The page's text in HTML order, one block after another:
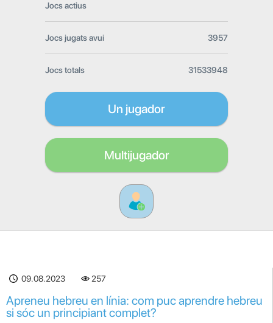
Jocs actius
Jocs jugats avui 3957
Jocs totals 31533948
Un jugador
Multijugador
09.08.2023 257
Apreneu hebreu en línia: com puc aprendre hebreu
si sóc un principiant complet?